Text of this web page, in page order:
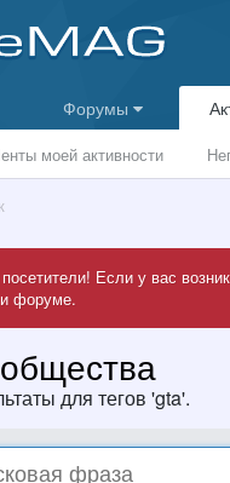
Форумы
моей активности
Если у вас
форуме.
для тегов 'gta'.